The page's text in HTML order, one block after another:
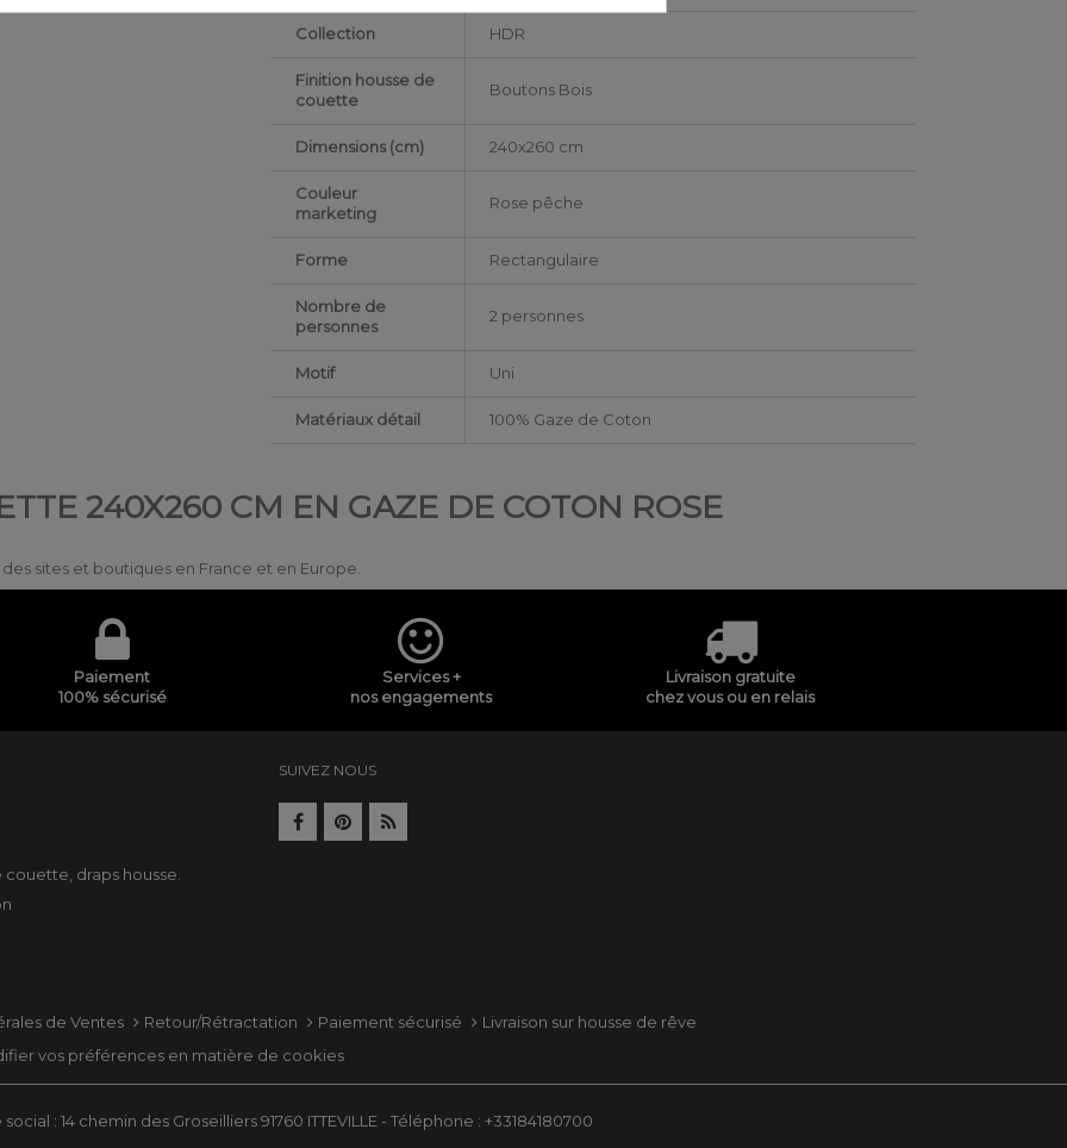
Collection HDR
Finition housse de
couette
Boutons Bois
Dimensions (cm) 240x260 cm
Couleur
marketing
Rose pêche
Forme Rectangulaire
Nombre de
personnes
2 personnes
Motif Uni
Matériaux détail 100% Gaze de Coton
240X260 CM EN GAZE DE COTON ROSE
sites et boutiques en France et en Europe.
Paiement
100% sécurisé
Services +
nos engagements
Livraison gratuite
chez vous ou en relais
couette draps housse
SUIVEZ NOUS
de Ventes Retour/Rétractation Paiement sécurisé
Livraison sur housse de rêve
vos préférences en matière de cookies
: 14 chemin des Groseilliers 91760 ITTEVILLE - Téléphone : +33184180700